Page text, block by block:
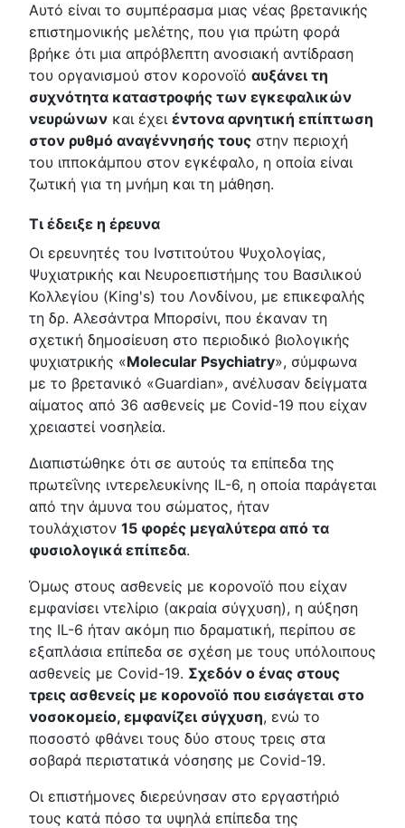
Αυτό είναι το συμπέρασμα μιας νέας βρετανικής
επιστημονικής μελέτης, που για πρώτη φορά
βρήκε ότι μια απρόβλεπτη ανοσιακή αντίδραση
του οργανισμού στον κορονοϊό αυξάνει τη
συχνότητα καταστροφής των εγκεφαλικών
νευρώνων και έχει έντονα αρνητική επίπτωση
στον ρυθμό αναγέννησής τους στην περιοχή
του ιπποκάμπου στον εγκέφαλο, η οποία είναι
ζωτική για τη μνήμη και τη μάθηση.
Τι έδειξε η έρευνα
Οι ερευνητές του Ινστιτούτου Ψυχολογίας,
Ψυχιατρικής και Νευροεπιστήμης του Βασιλικού
Κολλεγίου (King's) του Λονδίνου, με επικεφαλής
τη δρ. Αλεσάντρα Μπορσίνι, που έκαναν τη
σχετική δημοσίευση στο περιοδικό βιολογικής
ψυχιατρικής «Molecular Psychiatry», σύμφωνα
με το βρετανικό «Guardian», ανέλυσαν δείγματα
αίματος από 36 ασθενείς με Covid-19 που είχαν
χρειαστεί νοσηλεία.
Διαπιστώθηκε ότι σε αυτούς τα επίπεδα της
πρωτεΐνης ιντερελευκίνης IL-6, η οποία παράγεται
από την άμυνα του σώματος, ήταν
τουλάχιστον 15 φορές μεγαλύτερα από τα
φυσιολογικά επίπεδα.
Όμως στους ασθενείς με κορονοϊό που είχαν
εμφανίσει ντελίριο (ακραία σύγχυση), η αύξηση
της IL-6 ήταν ακόμη πιο δραματική, περίπου σε
εξαπλάσια επίπεδα σε σχέση με τους υπόλοιπους
ασθενείς με Covid-19. Σχεδόν ο ένας στους
τρεις ασθενείς με κορονοϊό που εισάγεται στο
νοσοκομείο, εμφανίζει σύγχυση, ενώ το
ποσοστό φθάνει τους δύο στους τρεις στα
σοβαρά περιστατικά νόσησης με Covid-19.
Οι επιστήμονες διερεύνησαν στο εργαστήριό
τους κατά πόσο τα υψηλά επίπεδα της